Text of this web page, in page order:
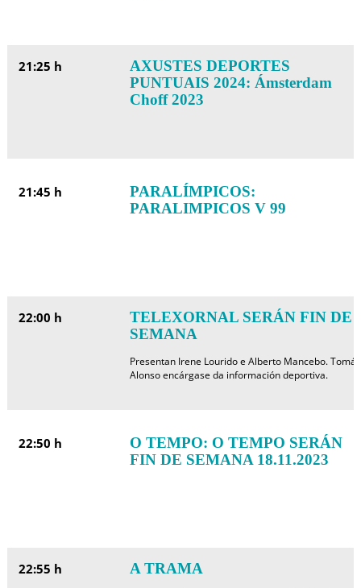
21:25 h
AXUSTES DEPORTES
PUNTUAIS 2024: Ámsterdam
Choff 2023
21:45 h
PARALÍMPICOS:
PARALIMPICOS V 99
22:00 h
TELEXORNAL SERÁN FIN DE
SEMANA
Presentan Irene Lourido e Alberto Mancebo. Tomás
Alonso encárgase da información deportiva.
22:50 h
O TEMPO: O TEMPO SERÁN
FIN DE SEMANA 18.11.2023
22:55 h A TRAMA